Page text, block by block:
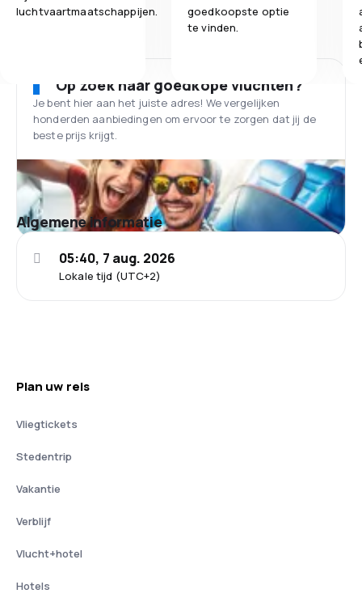
luchtvaartmaatschappijen.
goedkoopste optie
te vinden.
Op zoek naar goedkope vluchten?
Je bent hier aan het juiste adres! We vergelijken
honderden aanbiedingen om ervoor te zorgen dat jij de
beste prijs krijgt.
Algemene informatie
Lokale tijd (UTC+2)
05:40, 7 aug. 2026
Plan uw reis
Vliegtickets
Stedentrip
Vakantie
Verblijf
Vlucht+hotel
Hotels